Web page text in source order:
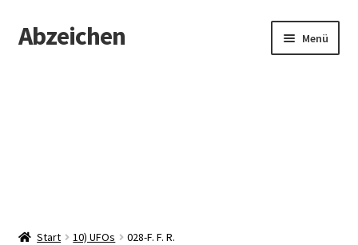
Zur
Navigation
Zum
Inhalt
Abzeichen Menü
Start 10) UFOs 028-F. F. R.